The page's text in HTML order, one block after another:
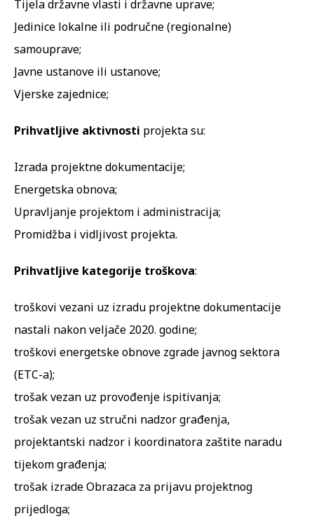
Tijela državne vlasti i državne uprave;
Jedinice lokalne ili područne (regionalne)
samouprave;
Javne ustanove ili ustanove;
Vjerske zajednice;
Prihvatljive aktivnosti projekta su:
Izrada projektne dokumentacije;
Energetska obnova;
Upravljanje projektom i administracija;
Promidžba i vidljivost projekta.
Prihvatljive kategorije troškova:
troškovi vezani uz izradu projektne dokumentacije
nastali nakon veljače 2020. godine;
troškovi energetske obnove zgrade javnog sektora
(ETC-a);
trošak vezan uz provođenje ispitivanja;
trošak vezan uz stručni nadzor građenja,
projektantski nadzor i koordinatora zaštite naradu
tijekom građenja;
trošak izrade Obrazaca za prijavu projektnog
prijedloga;